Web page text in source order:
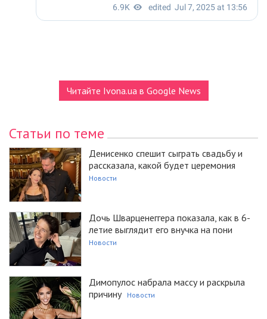
Читайте Ivona.ua в Google News
Статьи по теме
Денисенко спешит сыграть свадьбу и
рассказала, какой будет церемония
Новости
Дочь Шварценеггера показала, как в 6-
летие выглядит его внучка на пони
Новости
Димопулос набрала массу и раскрыла
причину
Новости